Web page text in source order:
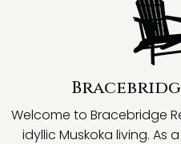
Welcome to Bracebridge
idyllic Muskoka living. As